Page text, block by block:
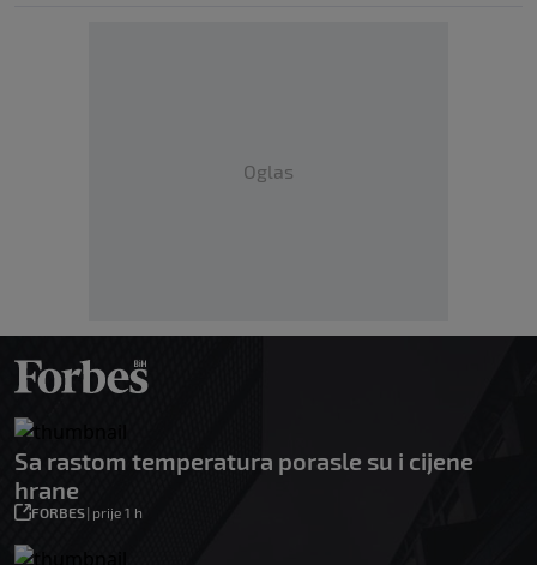
Oglas
Sa rastom temperatura porasle su i cijene
hrane
FORBES| prije 1 h